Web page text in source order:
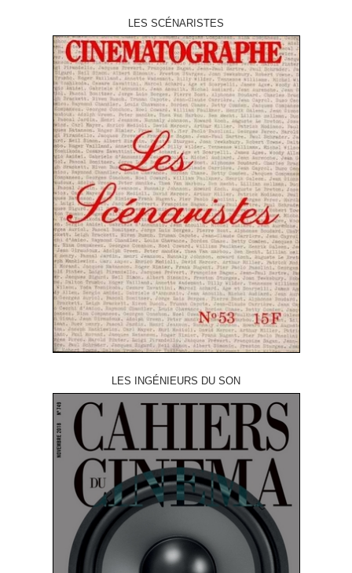
LES SCÉNARISTES
LES INGÉNIEURS DU SON